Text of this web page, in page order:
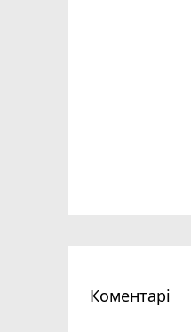
Коментарі